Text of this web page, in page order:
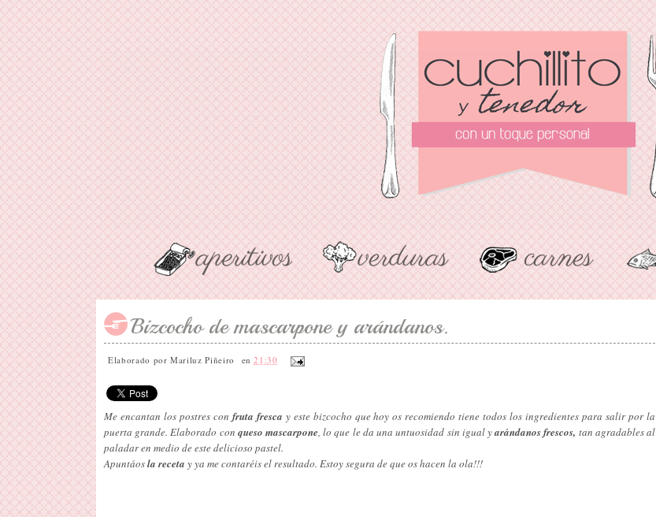
Bizcocho de mascarpone y arándanos.
Elaborado porMariluz Piñeiro en21:30
Me encantan los postres con fruta fresca y este bizcocho que hoy os recomiendo tiene todos los ingredientes para salir por la
puerta grande. Elaborado con queso mascarpone, lo que le da una untuosidad sin igual yarándanos frescos, tan agradables al
paladar en medio de este delicioso pastel.
Apuntáosla receta y ya me contaréis el resultado. Estoy segura de que os hacen la ola!!!